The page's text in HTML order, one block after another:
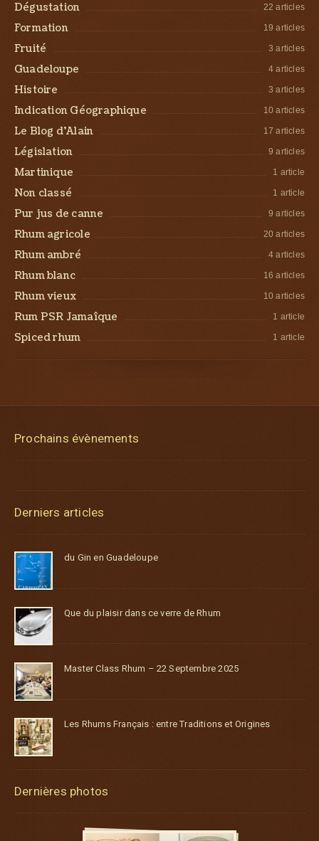
22 articles
Dégustation
19 articles
Formation
3 articles
Fruité
4 articles
Guadeloupe
3 articles
Histoire
10 articles
Indication Géographique
17 articles
Le Blog d’Alain
9 articles
Législation
1 article
Martinique
1 article
Non classé
9 articles
Pur jus de canne
20 articles
Rhum agricole
4 articles
Rhum ambré
16 articles
Rhum blanc
10 articles
Rhum vieux
1 article
Rum PSR Jamaîque
1 article
Spiced rhum
Prochains évènements
Derniers articles
du Gin en Guadeloupe
Que du plaisir dans ce verre de Rhum
Master Class Rhum – 22 Septembre 2025
Les Rhums Français : entre Traditions et Origines
Dernières photos